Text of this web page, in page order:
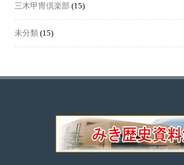
三木甲冑倶楽部 (15)
未分類 (15)